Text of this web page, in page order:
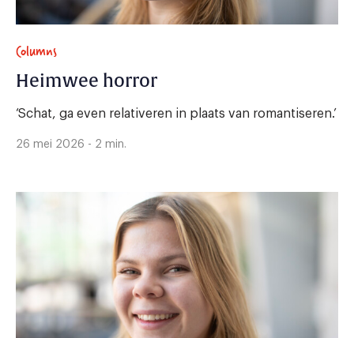
Columns
Heimwee horror
‘Schat, ga even relativeren in plaats van romantiseren.’
26 mei 2026 - 2 min.